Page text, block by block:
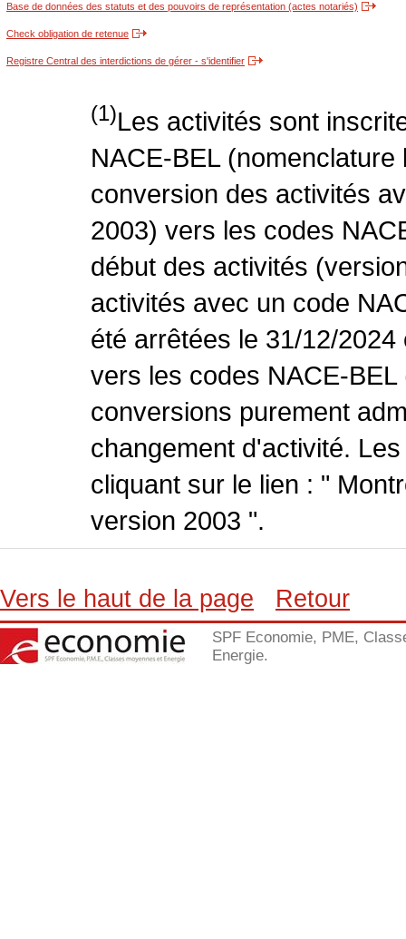
Base de données des statuts et des pouvoirs de représentation (actes notariés)
Check obligation de retenue
Registre Central des interdictions de gérer - s'identifier
(1)Les activités sont
NACE-BEL
conversion des activités
2003) vers les codes
début des activités
activités avec un code
été arrêtées le 31/12/
vers les codes NACE-
conversions purement
changement d'activité.
cliquant sur le lien : "
version 2003 ".
Vers le haut de la page Retour
SPF Economie, PME,
Energie.